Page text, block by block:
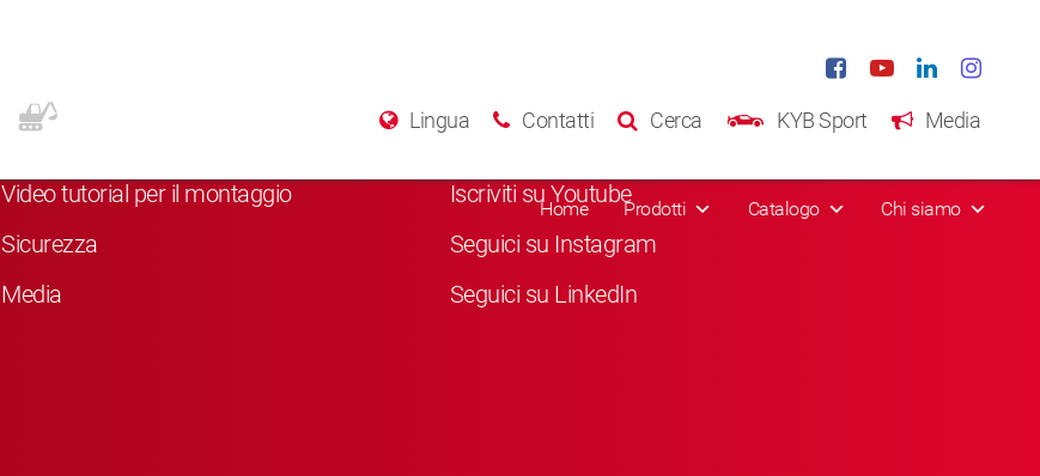
Lingua Contatti Cerca KYB Sport Media
Home Prodotti Catalogo Chi siamo
Video tutorial per il montaggio
Sicurezza
Media
Iscriviti su Youtube
Seguici su Instagram
Seguici su LinkedIn